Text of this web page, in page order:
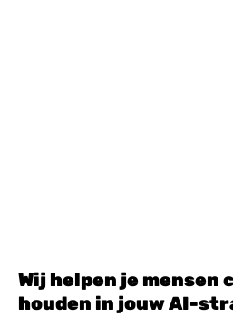
Wij helpen je mensen
houden in jouw AI-